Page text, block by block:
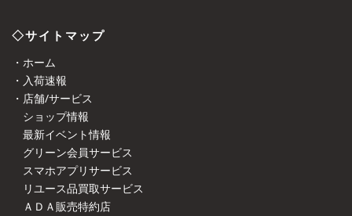
◇サイトマップ
・ホーム
・入荷速報
・店舗/サービス
ショップ情報
最新イベント情報
グリーン会員サービス
スマホアプリサービス
リユース品買取サービス
ＡＤＡ販売特約店